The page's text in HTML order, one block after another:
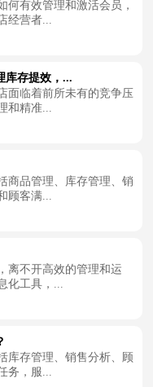
何有效管理和激活会员，
经营者...
库存提效，...
面临着前所未有的竞争压
和精准...
商品管理、库存管理、销
顾客满...
离不开高效的管理和运
化工具，...
库存管理、销售分析、顾
务，服...